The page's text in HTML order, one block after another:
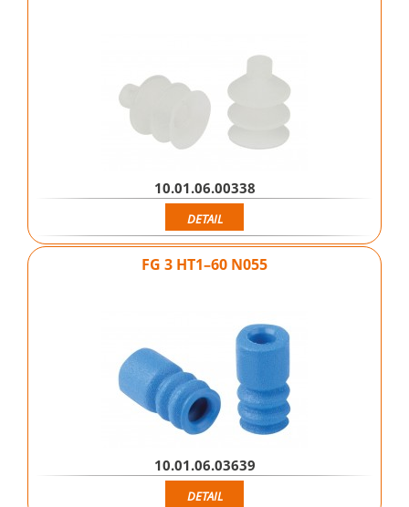
10.01.06.00338
DETAIL
FG 3 HT1–60 N055
10.01.06.03639
DETAIL